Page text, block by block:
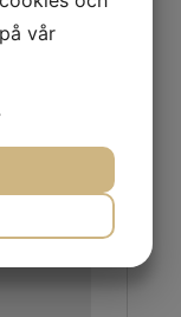
Dr
vår